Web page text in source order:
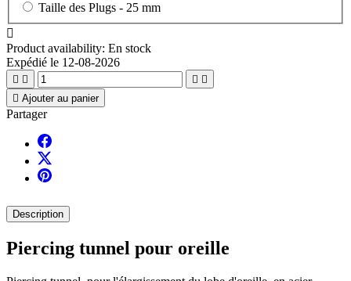
Taille des Plugs - 25 mm

Product availability: En stock
Expédié le 12-08-2026
   
 Ajouter au panier
Partager
Description
Piercing tunnel pour oreille